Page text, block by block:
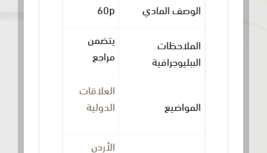
الوصف المادي
60p
الملاحظات
الببليوجرافية
المواضيع
العلاقات
الدولية